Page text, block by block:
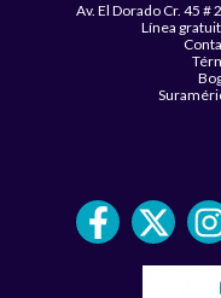
Av. El Dorado Cr. 45
Línea